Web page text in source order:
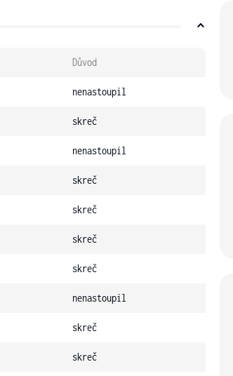
Důvod
nenastoupil
skreč
nenastoupil
skreč
skreč
skreč
skreč
nenastoupil
skreč
skreč